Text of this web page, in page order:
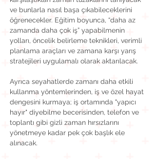
ve bunlarla nasıl başa çıkabileceklerini
öğrenecekler. Eğitim boyunca, “daha az
zamanda daha çok iş” yapabilmenin
yolları, öncelik belirleme teknikleri, verimli
planlama araçları ve zamana karşı yarış
stratejileri uygulamalı olarak aktarılacak.
Ayrıca seyahatlerde zamanı daha etkili
kullanma yöntemlerinden, iş ve özel hayat
dengesini kurmaya; iş ortamında "yapıcı
hayır" diyebilme becerisinden, telefon ve
toplantı gibi gizli zaman hırsızlarını
yönetmeye kadar pek çok başlık ele
alınacak.